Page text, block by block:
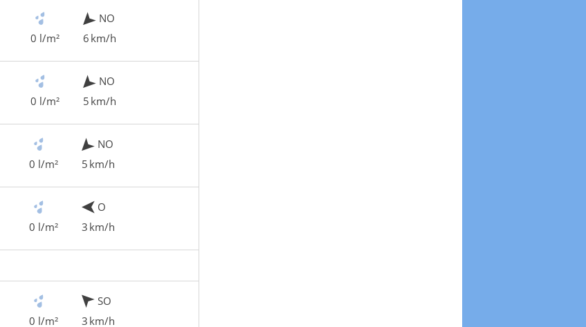
0 l/m²
NO
6 km/h
0 l/m²
NO
5 km/h
0 l/m²
NO
5 km/h
0 l/m²
O
3 km/h
0 l/m²
SO
3 km/h